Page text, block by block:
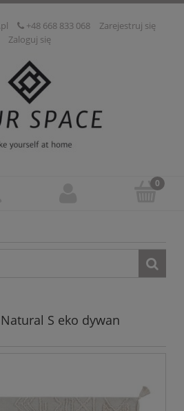
+48 668 833 068
Zarejestruj się
Zaloguj się
S eko dywan